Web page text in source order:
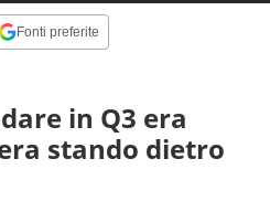
Fonti preferite
in Q3 era
stando dietro